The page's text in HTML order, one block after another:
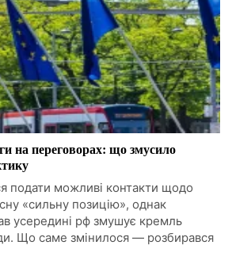
на переговорах: що змусило
подати можливі контакти щодо
«сильну позицію», однак
усередині рф змушує кремль
Що саме змінилося — розбирався